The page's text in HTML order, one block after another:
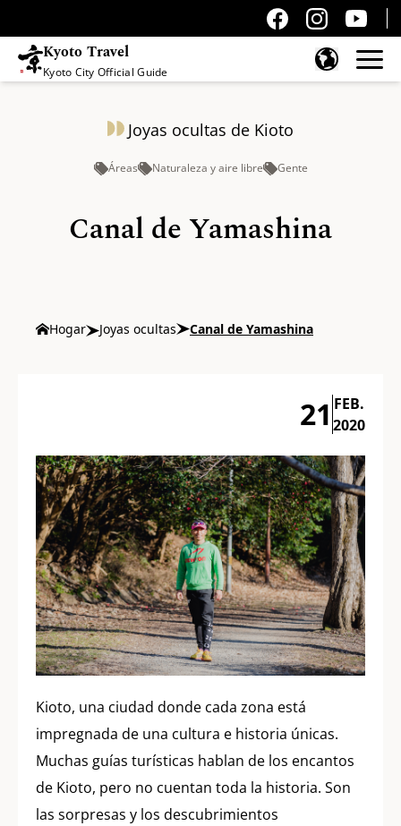
Kyoto Travel
Kyoto City Official Guide
Joyas ocultas de Kioto
Áreas Naturaleza y aire libre Gente
Canal de Yamashina
Hogar Joyas ocultas Canal de Yamashina
21 FEB.
2020
Kioto, una ciudad donde cada zona está
impregnada de una cultura e historia únicas.
Muchas guías turísticas hablan de los encantos
de Kioto, pero no cuentan toda la historia. Son
las sorpresas y los descubrimientos